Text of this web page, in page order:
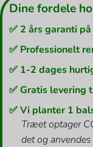
Dine fordele
✅ 2 års garanti
✅ Professionelt
✅ 1-2 dages
✅ Gratis levering
✅ Vi planter 1
Træet optager
det og